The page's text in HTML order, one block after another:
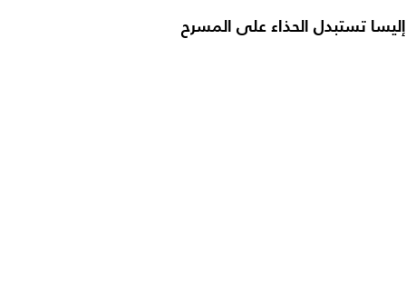
إليسا تستبدل الحذاء على المسرح